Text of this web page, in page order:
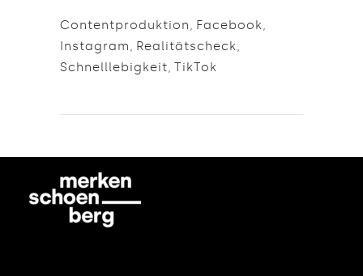
Contentproduktion, Facebook,
Instagram, Realitätscheck,
Schnelllebigkeit, TikTok